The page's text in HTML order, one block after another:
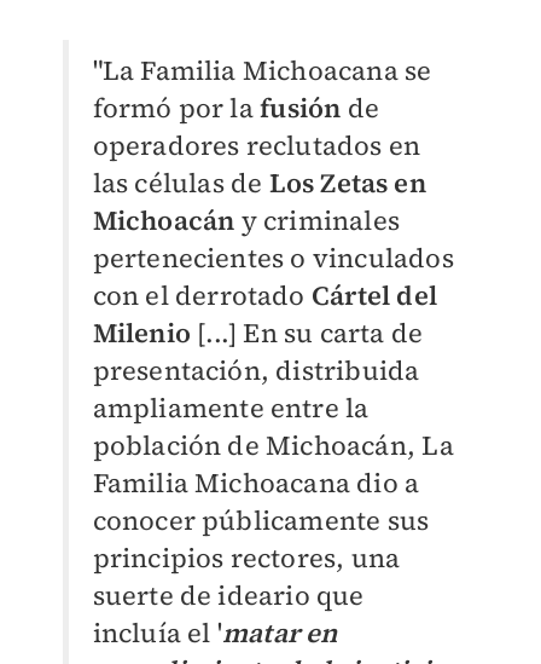
"La Familia Michoacana se
formó por lafusión de
operadores reclutados en
las células de Los Zetas en
Michoacán y criminales
pertenecientes o vinculados
con el derrotado Cártel del
Milenio [...] En su carta de
presentación, distribuida
ampliamente entre la
población de Michoacán, La
Familia Michoacana dio a
conocer públicamente sus
principios rectores, una
suerte de ideario que
incluía el 'matar en